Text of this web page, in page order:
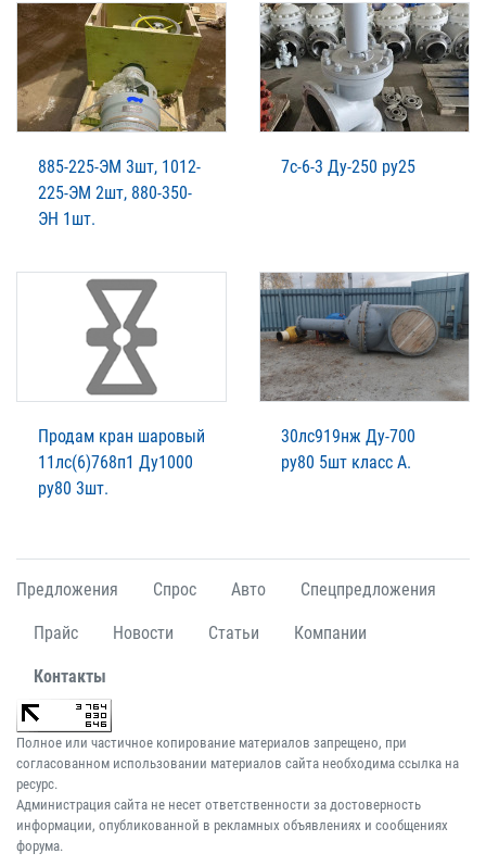
885-225-ЭМ 3шт, 1012-
225-ЭМ 2шт, 880-350-
ЭН 1шт.
7с-6-3 Ду-250 ру25
Продам кран шаровый
11лс(6)768п1 Ду1000
ру80 3шт.
30лс919нж Ду-700
ру80 5шт класс А.
Предложения Спрос Авто Спецпредложения
Прайс Новости Статьи Компании
Контакты
Полное или частичное копирование материалов запрещено, при
согласованном использовании материалов сайта необходима ссылка на
ресурс.
Администрация сайта не несет ответственности за достоверность
информации, опубликованной в рекламных объявлениях и сообщениях
форума.